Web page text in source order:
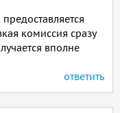
комиссия сразу
вполне
ответить